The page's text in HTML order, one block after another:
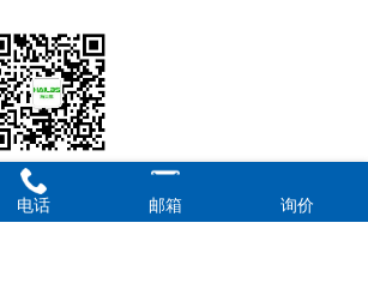
业务微信号
电话 邮箱 询价